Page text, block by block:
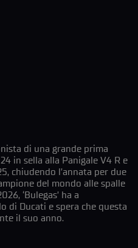
di una grande prima
in sella alla Panigale V4 R e
chiudendo l’annata per due
del mondo alle spalle
‘Bulegas’ ha a
di Ducati e spera che questa
il suo anno.